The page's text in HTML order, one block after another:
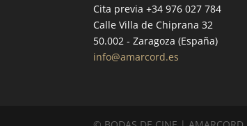
Cita previa +34 976 027 784
Calle Villa de Chiprana 32
50.002 - Zaragoza (España)
info@amarcord.es